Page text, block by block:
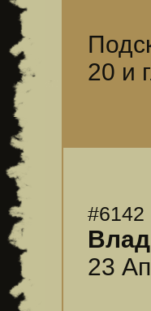
20 и
#6142
Влад
23